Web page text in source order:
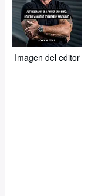
Imagen del editor